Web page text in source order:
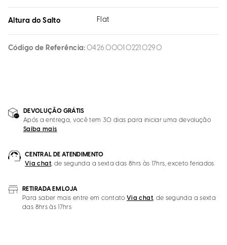
Altura do Salto Flat
Código de Referência 0426.0001.0221.0290
DEVOLUÇÃO GRÁTIS
Após a entrega, você tem 30 dias para iniciar uma devolução
Saiba mais
CENTRAL DE ATENDIMENTO
Via chat, de segunda a sexta das 8hrs às 17hrs, exceto feriados.
RETIRADA EM LOJA
Para saber mais entre em contato Via chat, de segunda a sexta
das 8hrs às 17hrs